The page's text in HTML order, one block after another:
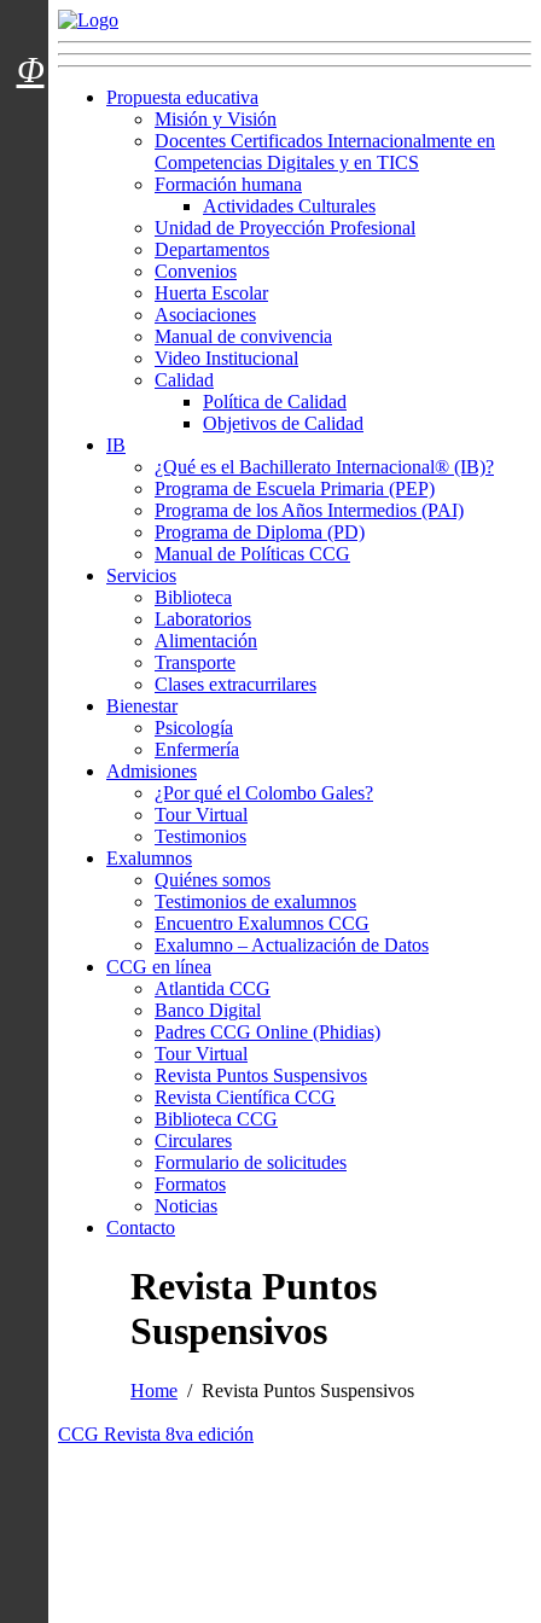
Menú usuarios
Propuesta educativa
Misión y Visión
Docentes Certificados Internacionalmente en
Competencias Digitales y en TICS
Formación humana
Actividades Culturales
Unidad de Proyección Profesional
Departamentos
Convenios
Huerta Escolar
Asociaciones
Manual de convivencia
Video Institucional
Calidad
Política de Calidad
Objetivos de Calidad
IB
¿Qué es el Bachillerato Internacional® (IB)?
Programa de Escuela Primaria (PEP)
Programa de los Años Intermedios (PAI)
Programa de Diploma (PD)
Manual de Políticas CCG
Servicios
Biblioteca
Laboratorios
Alimentación
Transporte
Clases extracurrilares
Bienestar
Psicología
Enfermería
Admisiones
¿Por qué el Colombo Gales?
Tour Virtual
Testimonios
Exalumnos
Quiénes somos
Testimonios de exalumnos
Encuentro Exalumnos CCG
Exalumno – Actualización de Datos
CCG en línea
Atlantida CCG
Banco Digital
Padres CCG Online (Phidias)
Tour Virtual
Revista Puntos Suspensivos
Revista Científica CCG
Biblioteca CCG
Circulares
Formulario de solicitudes
Formatos
Noticias
Contacto
Revista Puntos
Suspensivos
Home Revista Puntos Suspensivos
CCG Revista 8va edición
Φ